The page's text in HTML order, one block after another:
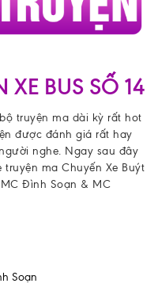
XE BUS SỐ 14
truyện ma dài kỳ rất hot
được đánh giá rất hay
nghe. Ngay sau đây
ma Chuyến Xe Buýt
Đình Soạn & MC
Soạn